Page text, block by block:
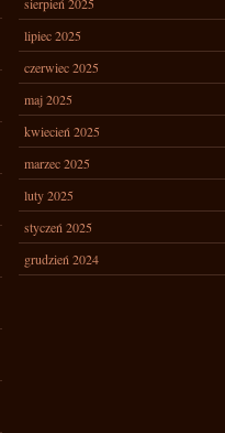
lipiec 2025
czerwiec 2025
maj 2025
kwiecień 2025
marzec 2025
luty 2025
styczeń 2025
grudzień 2024